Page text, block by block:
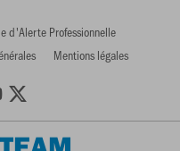
d'Alerte Professionnelle
Mentions légales